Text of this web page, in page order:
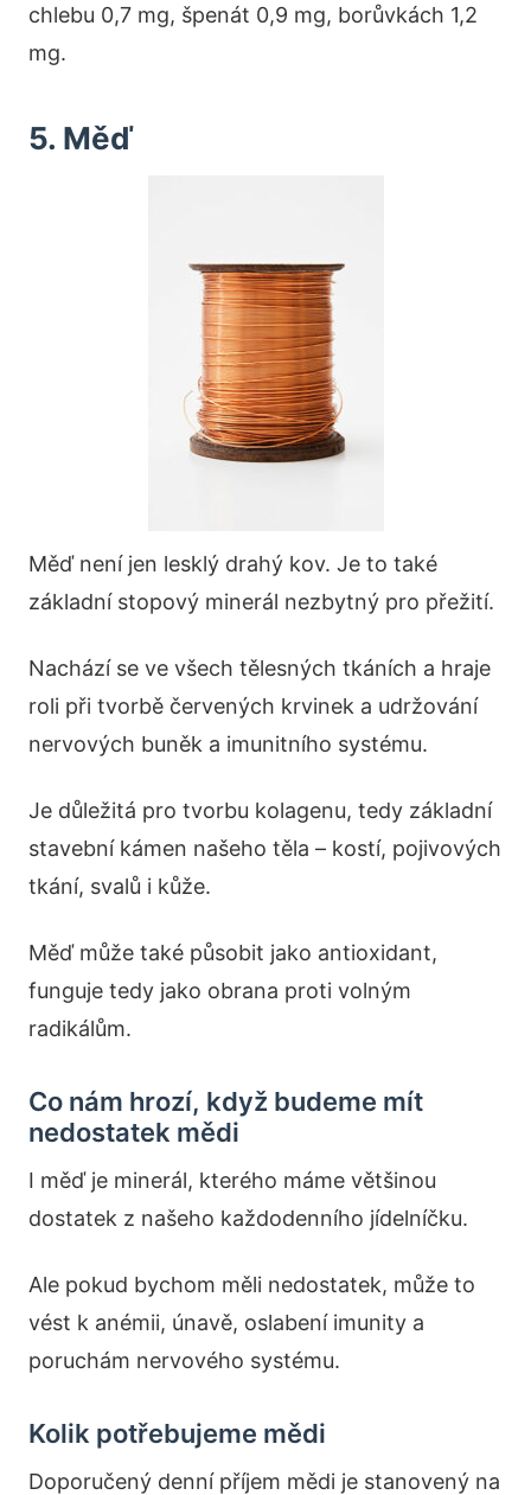
chlebu 0,7 mg, špenát 0,9 mg, borůvkách 1,2
mg.
5. Měď
Měď není jen lesklý drahý kov. Je to také
základní stopový minerál nezbytný pro přežití.
Nachází se ve všech tělesných tkáních a hraje
roli při tvorbě červených krvinek a udržování
nervových buněk a imunitního systému.
Je důležitá pro tvorbu kolagenu, tedy základní
stavební kámen našeho těla – kostí, pojivových
tkání, svalů i kůže.
Měď může také působit jako antioxidant,
funguje tedy jako obrana proti volným
radikálům.
Co nám hrozí, když budeme mít
nedostatek mědi
I měď je minerál, kterého máme většinou
dostatek z našeho každodenního jídelníčku.
Ale pokud bychom měli nedostatek, může to
vést k anémii, únavě, oslabení imunity a
poruchám nervového systému.
Kolik potřebujeme mědi
Doporučený denní příjem mědi je stanovený na